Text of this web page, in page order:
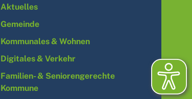
Aktuelles
Gemeinde
Kommunales & Wohnen
Digitales & Verkehr
Familien- & Seniorengerechte
Kommune